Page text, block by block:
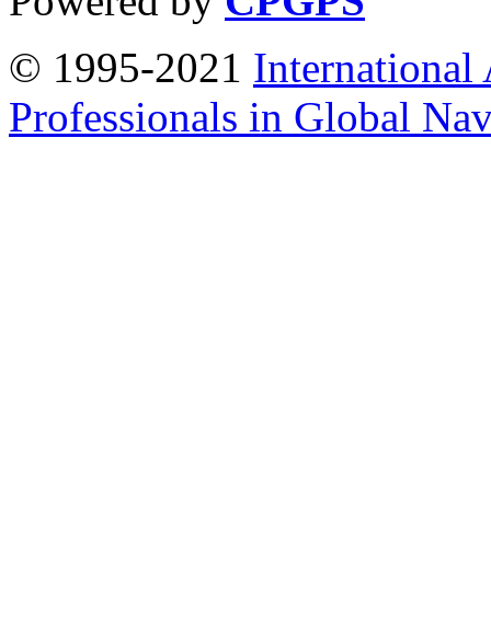
© 1995-2021 International
Professionals in Global